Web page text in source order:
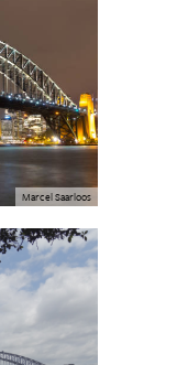
Marcel Saarloos